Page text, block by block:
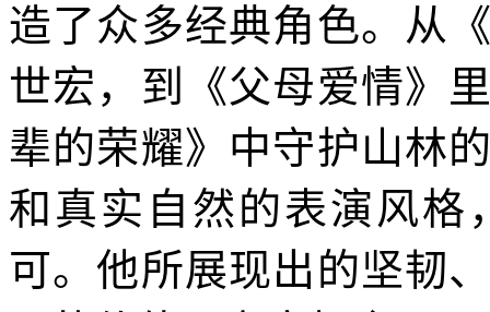
造了众多经典角色。从
世宏，到《父母爱情》
辈的荣耀》中守护山林
和真实自然的表演风格
可。他所展现出的坚韧